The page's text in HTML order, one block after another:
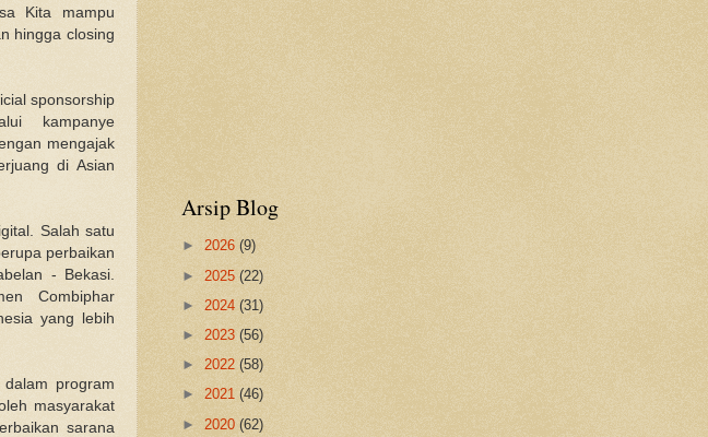
Kita mampu
hingga closing
sponsorship
kampanye
mengajak
di Asian
Salah satu
perbaikan
- Bekasi.
Combiphar
yang lebih
program
masyarakat
sarana
Arsip Blog
► 2026 (9)
► 2025 (22)
► 2024 (31)
► 2023 (56)
► 2022 (58)
► 2021 (46)
► 2020 (62)